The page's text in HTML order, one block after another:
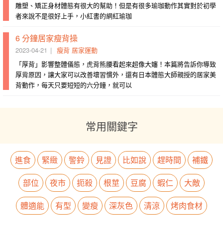
雕塑、矯正身材體態有很大的幫助！但是有很多瑜珈動作其實對於初學
者來說不是很好上手，小紅書的網紅瑜珈
6 分鐘居家瘦背操
2023-04-21 瘦背 居家運動
「厚背」影響整體儀態，虎背熊腰看起來超像大嬸！本篇將告訴你導致
厚背原因，讓大家可以改善壞習慣外，還有日本體態大師親授的居家美
背動作，每天只要短短的六分鐘，就可以
常用關鍵字
進食 緊緻 警鈴 見證 比如說 趕時間
補鐵
部位
夜市 扼殺 根莖 豆腐 蝦仁
大敵
體適能
有型 變瘦 深灰色 清涼 烤肉食材